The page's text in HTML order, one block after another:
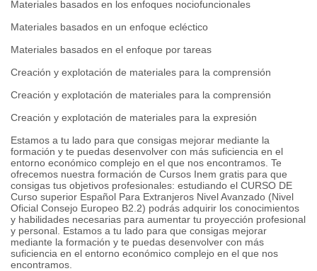
Materiales basados en los enfoques nociofuncionales
Materiales basados en un enfoque ecléctico
Materiales basados en el enfoque por tareas
Creación y explotación de materiales para la comprensión
Creación y explotación de materiales para la comprensión
Creación y explotación de materiales para la expresión
Estamos a tu lado para que consigas mejorar mediante la
formación y te puedas desenvolver con más suficiencia en el
entorno económico complejo en el que nos encontramos. Te
ofrecemos nuestra formación de Cursos Inem gratis para que
consigas tus objetivos profesionales: estudiando el CURSO DE
Curso superior Español Para Extranjeros Nivel Avanzado (Nivel
Oficial Consejo Europeo B2.2) podrás adquirir los conocimientos
y habilidades necesarias para aumentar tu proyección profesional
y personal. Estamos a tu lado para que consigas mejorar
mediante la formación y te puedas desenvolver con más
suficiencia en el entorno económico complejo en el que nos
encontramos.